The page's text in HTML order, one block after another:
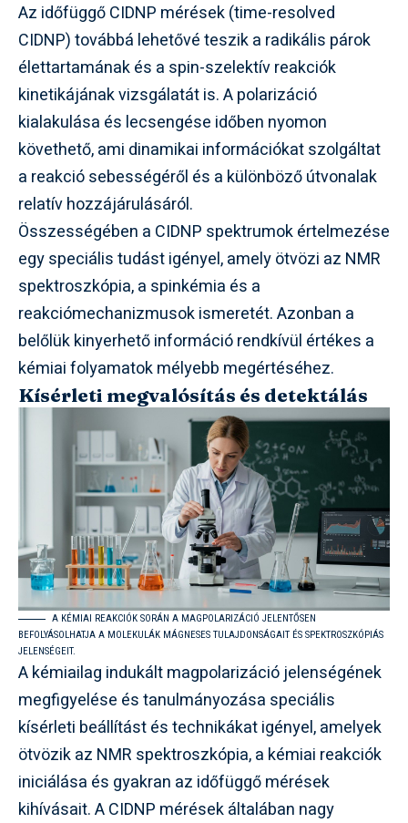
Az időfüggő CIDNP mérések (time-resolved
CIDNP) továbbá lehetővé teszik a radikális párok
élettartamának és a spin-szelektív reakciók
kinetikájának vizsgálatát is. A polarizáció
kialakulása és lecsengése időben nyomon
követhető, ami dinamikai információkat szolgáltat
a reakció sebességéről és a különböző útvonalak
relatív hozzájárulásáról.
Összességében a CIDNP spektrumok értelmezése
egy speciális tudást igényel, amely ötvözi az NMR
spektroszkópia, a spinkémia és a
reakciómechanizmusok ismeretét. Azonban a
belőlük kinyerhető információ rendkívül értékes a
kémiai folyamatok mélyebb megértéséhez.
Kísérleti megvalósítás és detektálás
A KÉMIAI REAKCIÓK SORÁN A MAGPOLARIZÁCIÓ JELENTŐSEN
BEFOLYÁSOLHATJA A MOLEKULÁK MÁGNESES TULAJDONSÁGAIT ÉS SPEKTROSZKÓPIÁS
JELENSÉGEIT.
A kémiailag indukált magpolarizáció jelenségének
megfigyelése és tanulmányozása speciális
kísérleti beállítást és technikákat igényel, amelyek
ötvözik az NMR spektroszkópia, a kémiai reakciók
iniciálása és gyakran az időfüggő mérések
kihívásait. A CIDNP mérések általában nagy